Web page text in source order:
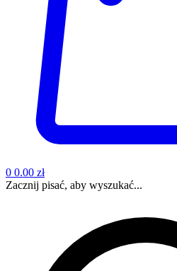
0 0.00 zł
Zacznij pisać, aby wyszukać...